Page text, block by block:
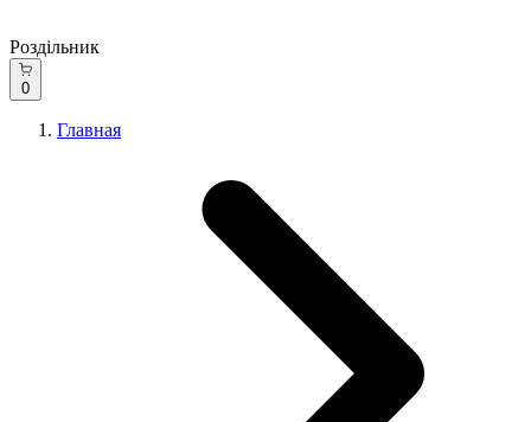
Роздільник
0
Главная